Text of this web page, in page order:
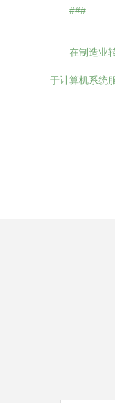
###
在制造业
于计算机系统